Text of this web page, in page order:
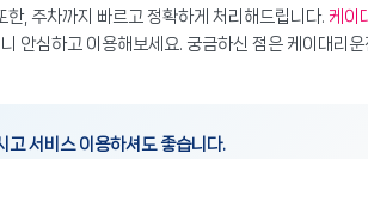
, 주차까지 빠르고 정확하게 처리해드립니다. 케이
안심하고 이용해보세요. 궁금하신 점은 케이대리
서비스 이용하셔도 좋습니다.